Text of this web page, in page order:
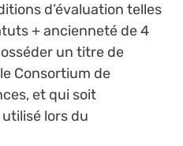
d’évaluation telles
+ ancienneté de 4
un titre de
Consortium de
et qui soit
lors du